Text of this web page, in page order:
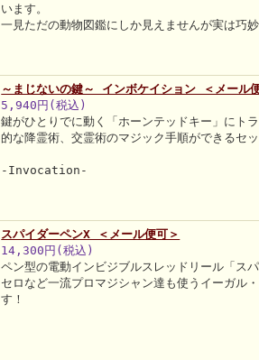
います。
一見ただの動物図鑑にしか見えませんが実は巧
～まじないの鍵～ インボケイション ＜メール
5,940円(税込)
鍵がひとりでに動く「ホーンテッドキー」にト
的な降霊術、交霊術のマジック手順ができるセッ
-Invocation-
スパイダーペンX ＜メール便可＞
14,300円(税込)
ペン型の電動インビジブルスレッドリール「ス
セロなど一流プロマジシャン達も使うイーガル
す！